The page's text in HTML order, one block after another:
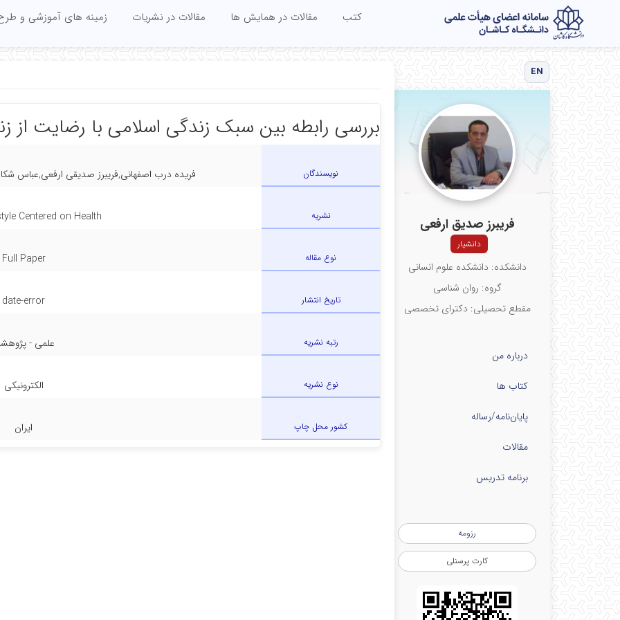
کتب مقالات در همایش ها مقالات در نشریات زمینه های آموزشی و
EN
فریبرز صدیق ارفعی
دانشیار
دانشکده: دانشکده علوم انسانی
گروه: روان شناسی
مقطع تحصیلی: دکترای تخصصی
درباره من
کتاب ها
پایان‌نامه‌/رساله
مقالات
برنامه تدریس
رزومه
کارت پرسنلی
بررسی رابطه بین سبک زندگی اسلامی با رضایت از
نویسندگان فریده درب اصفهانی,فریبرز صدیقی ارفعی,عباس
نشریه Centered on Health
نوع مقاله Full Paper
تاریخ انتشار date-error
رتبه نشریه علمی -
نوع نشریه الکترونیکی
کشور محل چاپ ایران